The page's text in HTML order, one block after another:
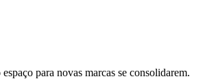
para novas marcas se consolidarem.